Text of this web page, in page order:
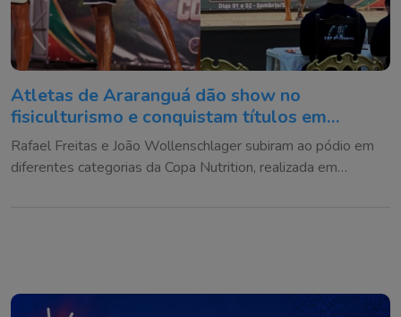
Atletas de Araranguá dão show no
fisiculturismo e conquistam títulos em
competição
Rafael Freitas e João Wollenschlager subiram ao pódio em
diferentes categorias da Copa Nutrition, realizada em